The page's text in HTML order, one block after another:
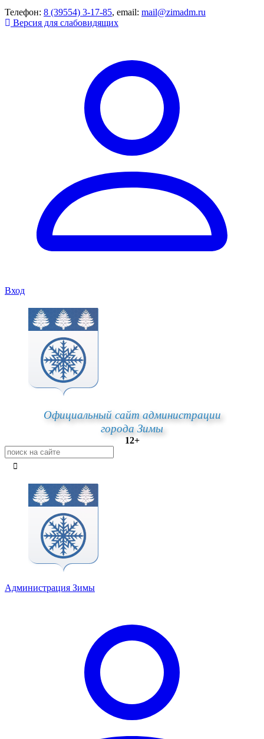
Телефон: 8 (39554) 3-17-85, email: mail@zimadm.ru
Версия для слабовидящих
Вход
Официальный сайт администрации
города Зимы
12+
Администрация Зимы